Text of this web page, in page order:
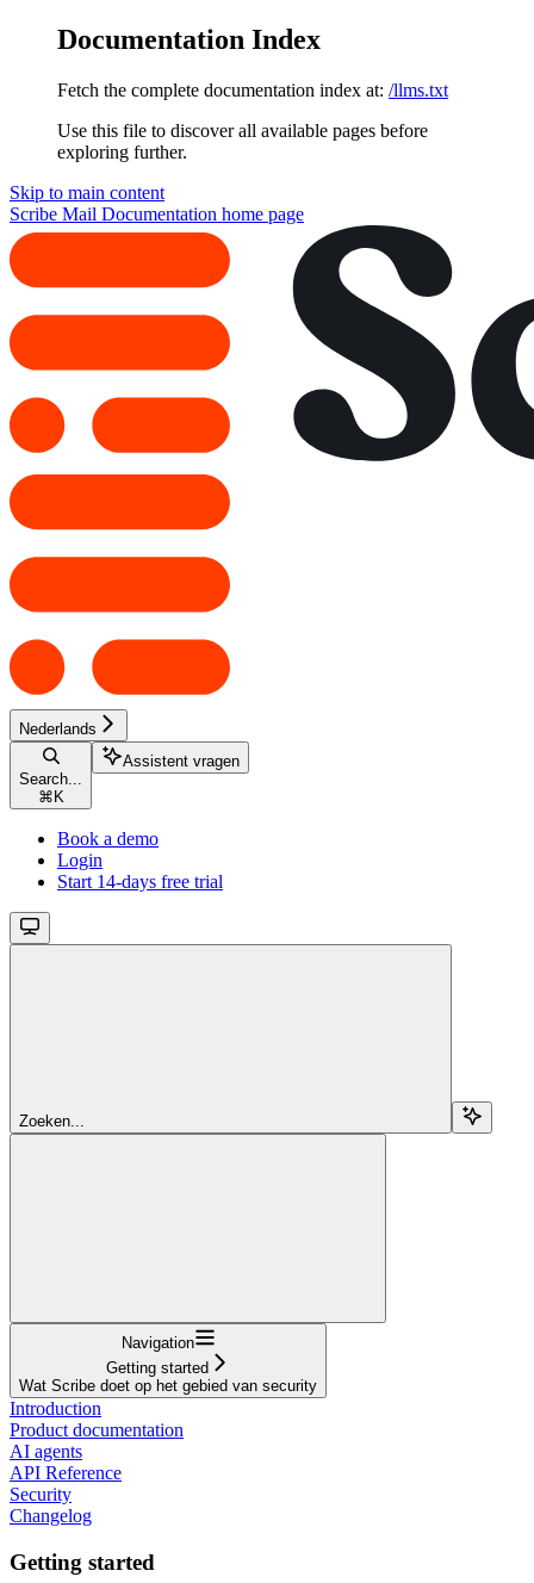
Documentation Index
Fetch the complete documentation index at: /llms.txt
Use this file to discover all available pages before
exploring further.
Skip to main content
Scribe Mail Documentation home page
Nederlands
Search...
⌘ K
Assistent vragen
Book a demo
Login
Start 14-days free trial
Zoeken...
Navigation
Getting started
Wat Scribe doet op het gebied van security
Introduction
Product documentation
AI agents
API Reference
Security
Changelog
Getting started